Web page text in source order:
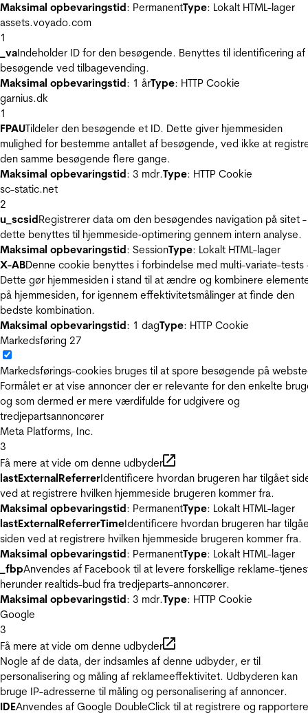
Maksimal opbevaringstid: PermanentType: Lokalt HTML-lager
assets.voyado.com
1
_vaIndeholder ID for den besøgende. Benyttes til identificering af
besøgende ved tilbagevending.
Maksimal opbevaringstid: 1 årType: HTTP Cookie
garnius.dk
1
FPAUTildeler den besøgende et ID. Dette giver hjemmesiden
mulighed for bestemme antallet af besøgende, ved ikke at
den samme besøgende flere gange.
Maksimal opbevaringstid: 3 mdr.Type: HTTP Cookie
sc-static.net
2
u_scsidRegistrerer data om den besøgendes navigation på sitet -
dette benyttes til hjemmeside‐optimering gennem intern analyse.
Maksimal opbevaringstid: SessionType: Lokalt HTML-lager
X-ABDenne cookie benyttes i forbindelse med multi-variate-tests
Dette gør hjemmesiden i stand til at ændre og kombinere
på hjemmesiden, for igennem effektivitetsmålinger at finde den
bedste kombination.
Maksimal opbevaringstid: 1 dagType: HTTP Cookie
Markedsføring 27
Markedsførings-cookies bruges til at spore besøgende på
Formålet er at vise annoncer der er relevante for den enkelte
og som dermed er mere værdifulde for udgivere og
tredjepartsannoncører
Meta Platforms, Inc.
3
Få mere at vide om denne udbyder
lastExternalReferrerIdentificere hvordan brugeren har tilgået
ved at registrere hvilken hjemmeside brugeren kommer fra.
Maksimal opbevaringstid: PermanentType: Lokalt HTML-lager
lastExternalReferrerTimeIdentificere hvordan brugeren har
siden ved at registrere hvilken hjemmeside brugeren kommer fra.
Maksimal opbevaringstid: PermanentType: Lokalt HTML-lager
_fbpAnvendes af Facebook til at levere forskellige reklame-
herunder realtids-bud fra tredjeparts-annoncører.
Maksimal opbevaringstid: 3 mdr.Type: HTTP Cookie
Google
3
Få mere at vide om denne udbyder
Nogle af de data, der indsamles af denne udbyder, er til
personalisering og måling af reklameeffektivitet. Udbyderen kan
bruge IP-adresserne til måling og personalisering af annoncer.
IDEAnvendes af Google DoubleClick til at registrere og